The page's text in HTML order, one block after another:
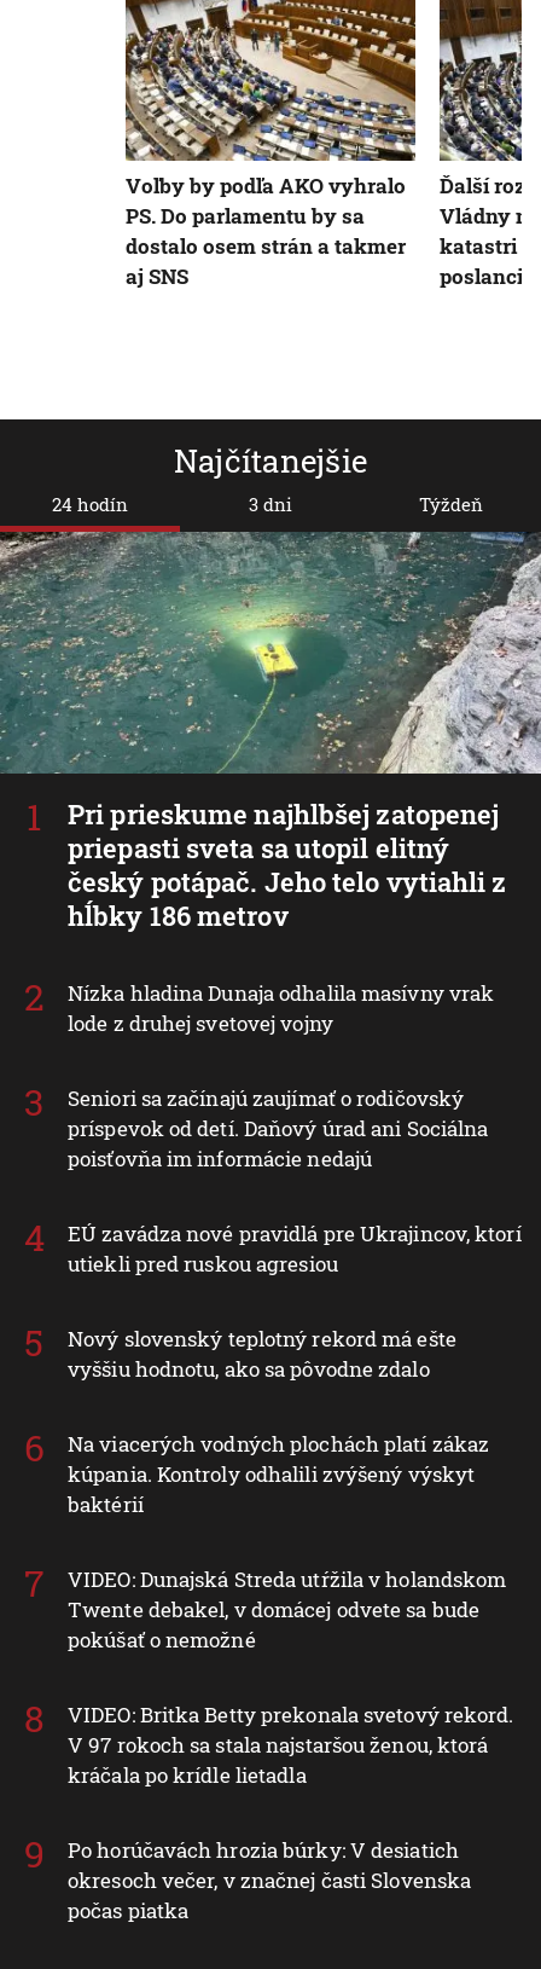
Najčítanejšie
24 hodín
Pri prieskume najhlbšej zatopenej
priepasti sveta sa utopil elitný
český potápač. Jeho telo vytiahli z
hĺbky 186 metrov
Nízka hladina Dunaja odhalila masívny vrak
lode z druhej svetovej vojny
Seniori sa začínajú zaujímať o rodičovský
príspevok od detí. Daňový úrad ani Sociálna
poisťovňa im informácie nedajú
EÚ zavádza nové pravidlá pre Ukrajincov, ktorí
utiekli pred ruskou agresiou
Nový slovenský teplotný rekord má ešte
vyššiu hodnotu, ako sa pôvodne zdalo
Na viacerých vodných plochách platí zákaz
kúpania. Kontroly odhalili zvýšený výskyt
baktérií
VIDEO: Dunajská Streda utŕžila v holandskom
Twente debakel, v domácej odvete sa bude
pokúšať o nemožné
VIDEO: Britka Betty prekonala svetový rekord.
V 97 rokoch sa stala najstaršou ženou, ktorá
kráčala po krídle lietadla
Po horúčavách hrozia búrky: V desiatich
okresoch večer, v značnej časti Slovenska
počas piatka
3 dni Týždeň
Voľby by podľa AKO vyhralo
PS. Do parlamentu by sa
dostalo osem strán a takmer
aj SNS
Ďalší
Vládny
katastri
poslanci z